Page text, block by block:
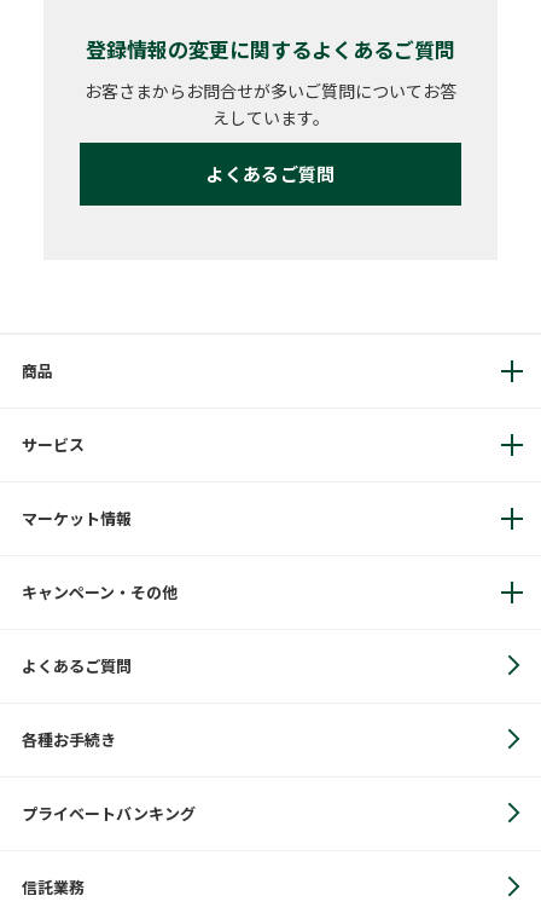
登録情報の変更に関するよくあるご質問
お客さまからお問合せが多いご質問についてお答
えしています。
よくあるご質問
商品
サービス
マーケット情報
キャンペーン・その他
よくあるご質問
各種お手続き
プライベートバンキング
信託業務